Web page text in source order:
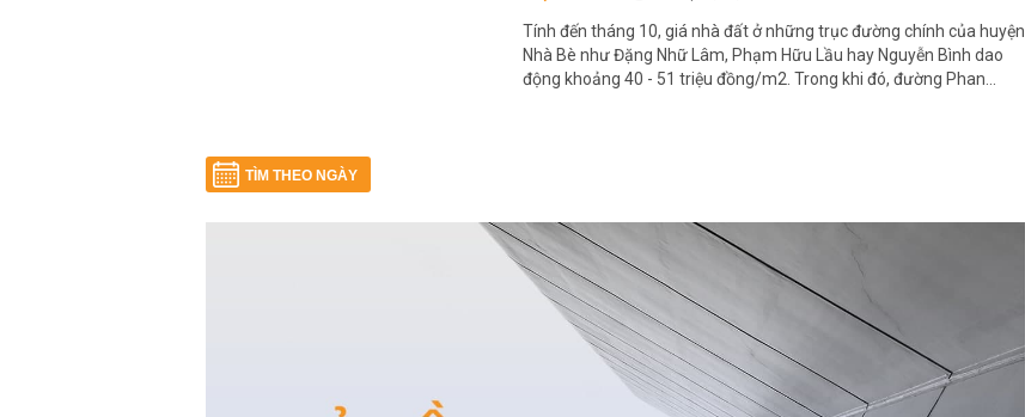
Tính đến tháng 10, giá nhà đất ở những trục đường chính của huyện
Nhà Bè như Đặng Nhữ Lâm, Phạm Hữu Lầu hay Nguyễn Bình dao
động khoảng 40 - 51 triệu đồng/m2. Trong khi đó, đường Phan...
TÌM THEO NGÀY